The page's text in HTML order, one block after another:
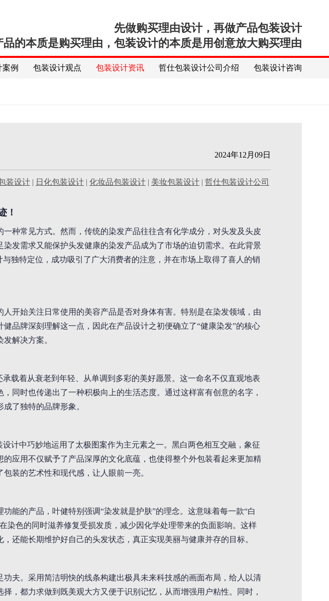
先做购买理由设计，再做产品包装设计
品的本质是购买理由，包装设计的本质是用创意放大购买理由
例 包装设计观点 包装设计资讯 哲仕包装设计公司介绍 包装设计咨询
2024年12月09日
装设计| 日化包装设计| 化妆品包装设计| 美妆包装设计| 哲仕包装设计公司
！
种常见方式。然而，传统的染发产品往往含有化学成分，对头发及头皮
发需求又能保护头发健康的染发产品成为了市场的迫切需求。在此背景
独特定位，成功吸引了广大消费者的注意，并在市场上取得了喜人的销
开始关注日常使用的美容产品是否对身体有害。特别是在染发领域，由
品牌深刻理解这一点，因此在产品设计之初便确立了“健康染发”的核心
解决方案。
载着从衰老到年轻、从单调到多彩的美好愿景。这一命名不仅直观地表
同时也传递出了一种积极向上的生活态度。通过这样富有创意的名字，
了独特的品牌形象。
计中巧妙地运用了太极图案作为主元素之一。黑白两色相互交融，象征
应用不仅赋予了产品深厚的文化底蕴，也使得整个外包装看起来更加精
装的艺术性和现代感，让人眼前一亮。
能的产品，叶健特别强调“染发就是护肤”的理念。这意味着每一款“白
染色的同时滋养修复受损发质，减少因化学处理带来的负面影响。这样
还能长期维护好自己的头发状态，真正实现美丽与健康并存的目标。
夫。采用简洁明快的线条构建出极具未来科技感的画面布局，给人以清
，都力求做到既美观大方又便于识别记忆，从而增强用户粘性。同时，